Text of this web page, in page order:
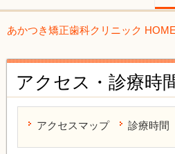
あかつき矯正歯科クリニック HOME
アクセス・診療時
アクセスマップ 診療時間